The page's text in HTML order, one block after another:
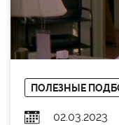
ПОЛЕЗНЫЕ
02.03.2023